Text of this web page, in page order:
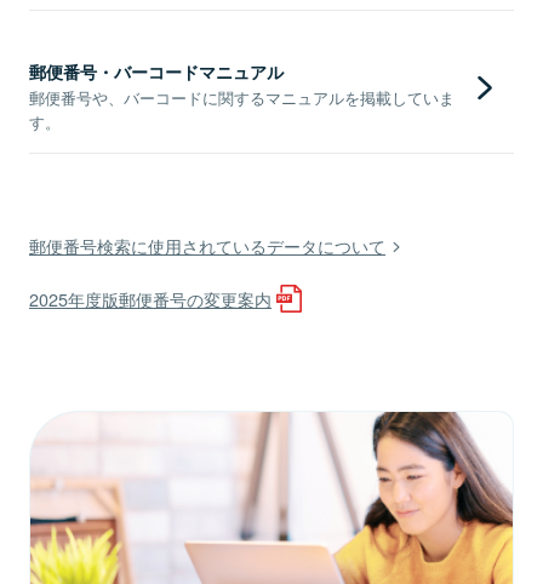
郵便番号・バーコードマニュアル
郵便番号や、バーコードに関するマニュアルを掲載していま
す。
郵便番号検索に使用されているデータについて
2025年度版郵便番号の変更案内